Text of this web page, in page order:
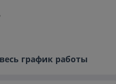
график работы